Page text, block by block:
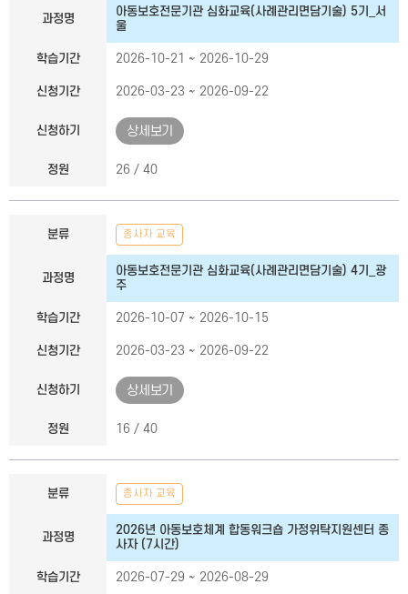
과정명
아동보호전문기관 심화교육(사례관리면담기술) 5기_서
울
학습기간 2026-10-21 ~ 2026-10-29
신청기간 2026-03-23 ~ 2026-09-22
신청하기 상세보기
정원 26 / 40
분류 종사자 교육
과정명
아동보호전문기관 심화교육(사례관리면담기술) 4기_광
주
학습기간 2026-10-07 ~ 2026-10-15
신청기간 2026-03-23 ~ 2026-09-22
신청하기 상세보기
정원 16 / 40
분류 종사자 교육
과정명
2026년 아동보호체계 합동워크숍 가정위탁지원센터 종
사자 (7시간)
학습기간 2026-07-29 ~ 2026-08-29